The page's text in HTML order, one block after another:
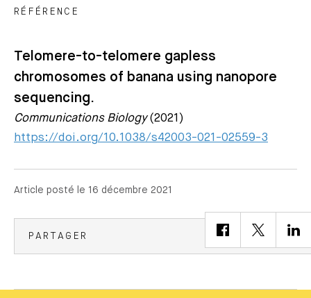
RÉFÉRENCE
Telomere-to-telomere gapless
chromosomes of banana using nanopore
sequencing.
Communications Biology(2021)
https://doi.org/10.1038/s42003-021-02559-3
Article posté le 16 décembre 2021
PARTAGER